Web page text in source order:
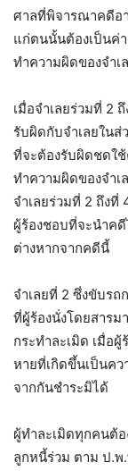
ศาลที่พิจารณาคดีอ
แก่ตนนั้นต้องเป็นค่
ทำความผิดของจำเ
เมื่อจำเลยร่วมที่ 2
รับผิดกับจำเลยใน
ที่จะต้องรับผิดชดใ
ทำความผิดของจำเ
จำเลยร่วมที่ 2 ถึงที่
ผู้ร้องชอบที่จะนำค
ต่างหากจากคดีนี้
จำเลยที่ 2 ซึ่งขับรถ
ที่ผู้ร้องนั่งโดยสารม
กระทำละเมิด เมื่อ
หายที่เกิดขึ้นเป็นค
จากกันชำระมิได้
ผู้ทำละเมิดทุกคนต้
ลูกหนี้ร่วม ตาม ป.พ.